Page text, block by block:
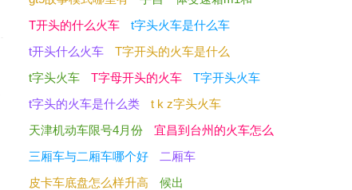
T开头的什么火车
t字头火车是什么车
t开头什么火车
T字开头的火车是什么
t字头火车
T字母开头的火车
T字开头火车
t字头的火车是什么类
t k z字头火车
天津机动车限号4月份
宜昌到台州的火车怎么
三厢车与二厢车哪个好
二厢车
皮卡车底盘怎么样升高
候出